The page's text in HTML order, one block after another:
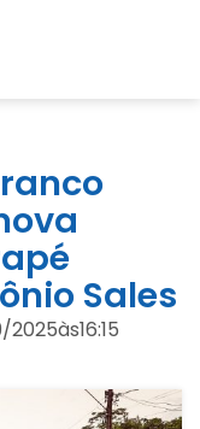
Sales
2025às16:15